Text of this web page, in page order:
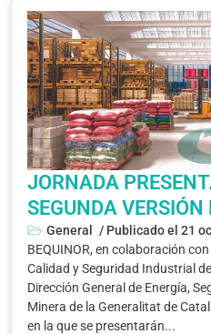
JORNADA
SEGUNDA
General / Publicado el 21
BEQUINOR, en colaboración
Calidad y Seguridad Industrial
Dirección General de Energía,
Minera de la Generalitat de
en la que se presentarán...